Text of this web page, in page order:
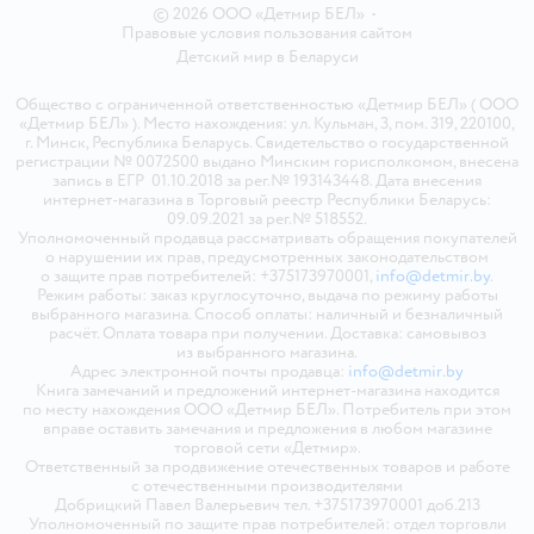
© 2026 ООО «Детмир БЕЛ» •
Правовые условия пользования сайтом
Детский мир в Беларуси
Общество с ограниченной ответственностью «Детмир БЕЛ» ( ООО
«Детмир БЕЛ» ). Место нахождения: ул. Кульман, 3, пом. 319, 220100,
г. Минск, Республика Беларусь. Свидетельство о государственной
регистрации № 0072500 выдано Минским горисполкомом, внесена
запись в ЕГР 01.10.2018 за рег.№ 193143448. Дата внесения
интернет-магазина в Торговый реестр Республики Беларусь:
09.09.2021 за рег.№ 518552.
Уполномоченный продавца рассматривать обращения покупателей
о нарушении их прав, предусмотренных законодательством
о защите прав потребителей: +375173970001, info@detmir.by.
Режим работы: заказ круглосуточно, выдача по режиму работы
выбранного магазина. Способ оплаты: наличный и безналичный
расчёт. Оплата товара при получении. Доставка: самовывоз
из выбранного магазина.
Адрес электронной почты продавца: info@detmir.by
Книга замечаний и предложений интернет-магазина находится
по месту нахождения ООО «Детмир БЕЛ». Потребитель при этом
вправе оставить замечания и предложения в любом магазине
торговой сети «Детмир».
Ответственный за продвижение отечественных товаров и работе
с отечественными производителями
Добрицкий Павел Валерьевич тел. +375173970001 доб.213
Уполномоченный по защите прав потребителей: отдел торговли